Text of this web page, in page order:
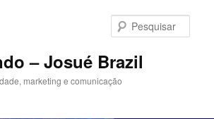
– Josué Brazil
marketing e comunicação